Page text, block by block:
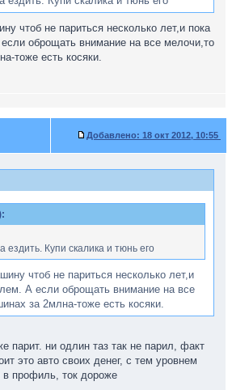
чтоб не париться несколько лет,и пока
оброщать внимание на все мелочи,то
тоже есть косяки.
Добавлено: 18 окт 2012, 10:55
ездить. Купи скалика и тюнь его
чтоб не париться несколько лет,и
А если оброщать внимание на все
за 2млна-тоже есть косяки.
парит. ни одлин таз так не парил, факт
это авто своих денег, с тем уровнем
в профиль, ток дороже